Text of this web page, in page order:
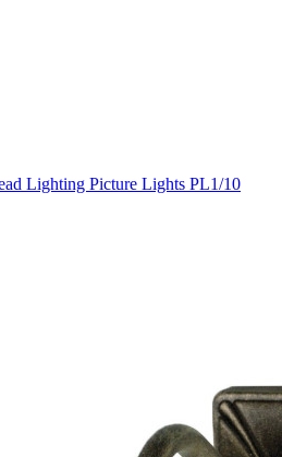
Lighting Picture Lights PL1/10